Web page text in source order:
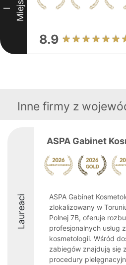
I
8.9
Inne firmy z
Laureaci
ASPA Gabinet
ASPA Gabinet
zlokalizowany w
Polnej 7B, oferuje
profesjonalnych usług
kosmetologii. Wśród
zabiegów znajdują się
procedury